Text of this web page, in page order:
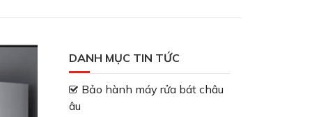
DANH MỤC TIN TỨC
Bảo hành máy rửa bát châu
âu